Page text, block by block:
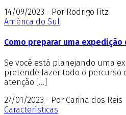
14/09/2023 - Por Rodrigo Fitz
América do Sul
Como preparar uma expedição
Se você está planejando uma
pretende fazer todo o percurso
atenção […]
27/01/2023 - Por Carina dos Reis
Características